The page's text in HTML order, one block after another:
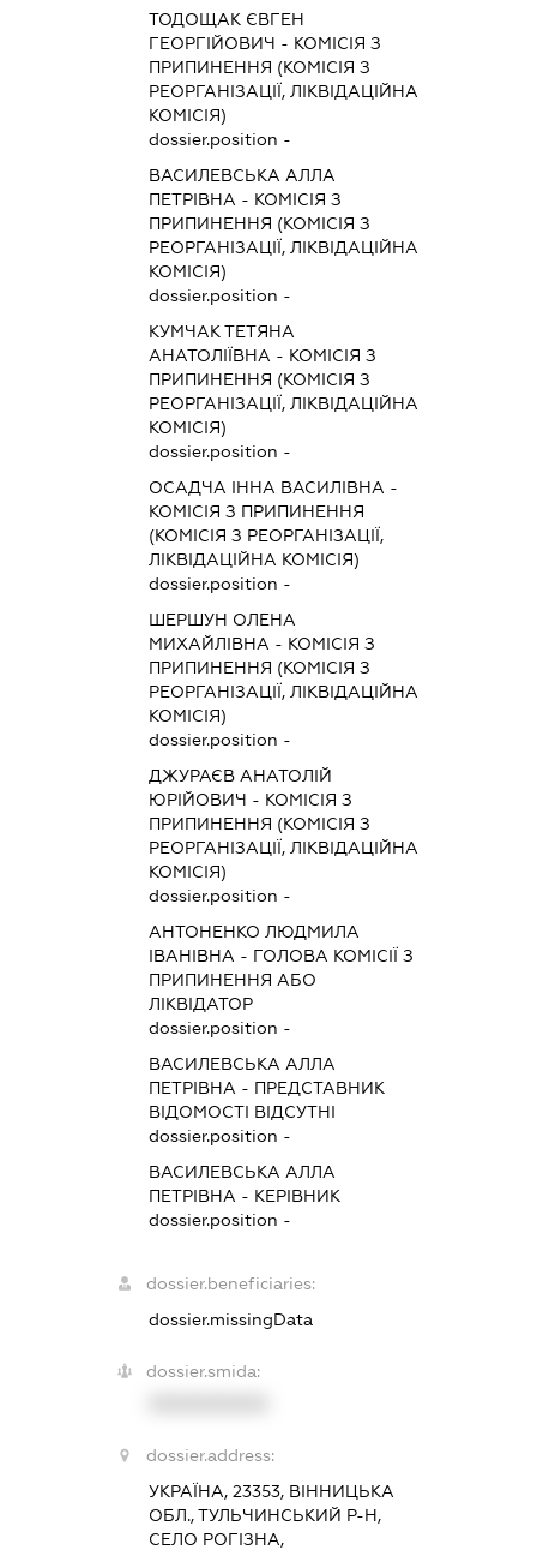
ТОДОЩАК ЄВГЕН
ГЕОРГІЙОВИЧ - КОМІСІЯ З
ПРИПИНЕННЯ (КОМІСІЯ З
РЕОРГАНІЗАЦІЇ, ЛІКВІДАЦІЙНА
КОМІСІЯ)
dossier.position -
ВАСИЛЕВСЬКА АЛЛА
ПЕТРІВНА - КОМІСІЯ З
ПРИПИНЕННЯ (КОМІСІЯ З
РЕОРГАНІЗАЦІЇ, ЛІКВІДАЦІЙНА
КОМІСІЯ)
dossier.position -
КУМЧАК ТЕТЯНА
АНАТОЛІЇВНА - КОМІСІЯ З
ПРИПИНЕННЯ (КОМІСІЯ З
РЕОРГАНІЗАЦІЇ, ЛІКВІДАЦІЙНА
КОМІСІЯ)
dossier.position -
ОСАДЧА ІННА ВАСИЛІВНА -
КОМІСІЯ З ПРИПИНЕННЯ
(КОМІСІЯ З РЕОРГАНІЗАЦІЇ,
ЛІКВІДАЦІЙНА КОМІСІЯ)
dossier.position -
ШЕРШУН ОЛЕНА
МИХАЙЛІВНА - КОМІСІЯ З
ПРИПИНЕННЯ (КОМІСІЯ З
РЕОРГАНІЗАЦІЇ, ЛІКВІДАЦІЙНА
КОМІСІЯ)
dossier.position -
ДЖУРАЄВ АНАТОЛІЙ
ЮРІЙОВИЧ - КОМІСІЯ З
ПРИПИНЕННЯ (КОМІСІЯ З
РЕОРГАНІЗАЦІЇ, ЛІКВІДАЦІЙНА
КОМІСІЯ)
dossier.position -
АНТОНЕНКО ЛЮДМИЛА
ІВАНІВНА - ГОЛОВА КОМІСІЇ З
ПРИПИНЕННЯ АБО
ЛІКВІДАТОР
dossier.position -
ВАСИЛЕВСЬКА АЛЛА
ПЕТРІВНА - ПРЕДСТАВНИК
ВІДОМОСТІ ВІДСУТНІ
dossier.position -
ВАСИЛЕВСЬКА АЛЛА
ПЕТРІВНА - КЕРІВНИК
dossier.position -
dossier.beneficiaries:
dossier.missingData
dossier.smida:
dossier.address:
УКРАЇНА, 23353, ВІННИЦЬКА
ОБЛ., ТУЛЬЧИНСЬКИЙ Р-Н,
СЕЛО РОГІЗНА,